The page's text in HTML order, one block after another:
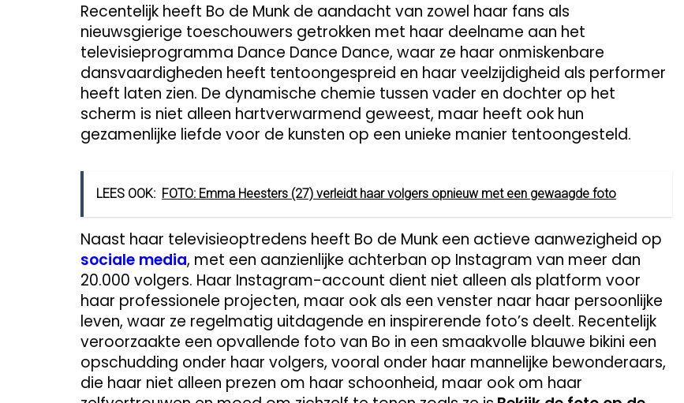
Recentelijk heeft Bo de Munk de aandacht van zowel haar fans als
nieuwsgierige toeschouwers getrokken met haar deelname aan het
televisieprogramma Dance Dance Dance, waar ze haar onmiskenbare
dansvaardigheden heeft tentoongespreid en haar veelzijdigheid als performer
heeft laten zien. De dynamische chemie tussen vader en dochter op het
scherm is niet alleen hartverwarmend geweest, maar heeft ook hun
gezamenlijke liefde voor de kunsten op een unieke manier tentoongesteld.
LEES OOK: FOTO: Emma Heesters (27) verleidt haar volgers opnieuw met een gewaagde foto
Naast haar televisieoptredens heeft Bo de Munk een actieve aanwezigheid op
sociale media, met een aanzienlijke achterban op Instagram van meer dan
20.000 volgers. Haar Instagram-account dient niet alleen als platform voor
haar professionele projecten, maar ook als een venster naar haar persoonlijke
leven, waar ze regelmatig uitdagende en inspirerende foto’s deelt. Recentelijk
veroorzaakte een opvallende foto van Bo in een smaakvolle blauwe bikini een
opschudding onder haar volgers, vooral onder haar mannelijke bewonderaars,
die haar niet alleen prezen om haar schoonheid, maar ook om haar